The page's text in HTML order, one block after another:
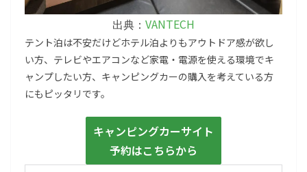
出典： VANTECH
テント泊は不安だけどホテル泊よりもアウトドア感が欲し
い方、テレビやエアコンなど家電・電源を使える環境でキ
ャンプしたい方、キャンピングカーの購入を考えている方
にもピッタリです。
キャンピングカーサイト
予約はこちらから